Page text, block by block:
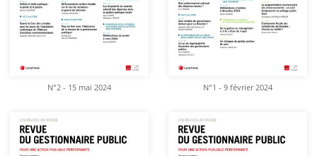
N°2 - 15 mai 2024 N°1 - 9 février 2024